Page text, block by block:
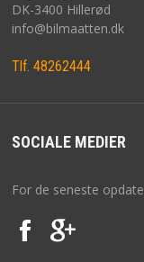
DK-3400 Hillerød
info@bilmaatten.dk
Tlf. 48262444
SOCIALE MEDIER
For de seneste